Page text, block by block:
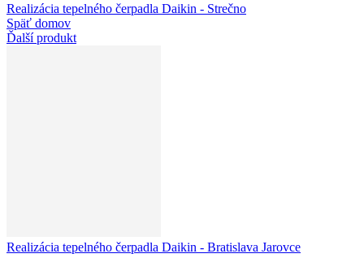
Realizácia tepelného čerpadla Daikin - Strečno
Späť domov
Ďalší produkt
Realizácia tepelného čerpadla Daikin - Bratislava Jarovce